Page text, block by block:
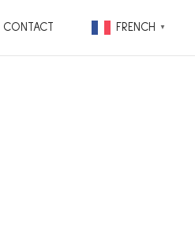
CONTACT FRENCH ▼